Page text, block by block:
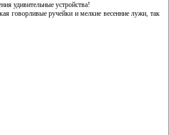
удивительные устройства!
говорливые ручейки и мелкие весенние лужи, так